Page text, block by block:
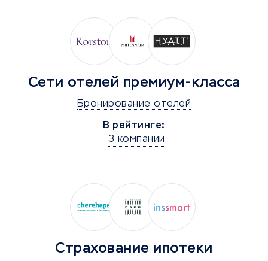
Сети отелей премиум-класса
Бронирование отелей
В рейтинге:
3 компании
Страхование ипотеки